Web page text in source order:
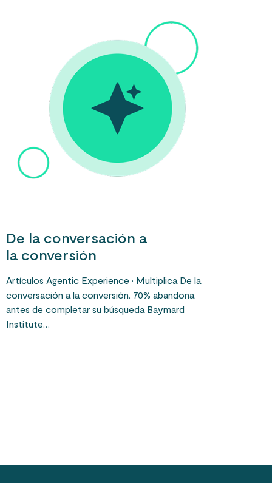
De la conversación a
la conversión
Artículos Agentic Experience · Multiplica De la
conversación a la conversión. 70% abandona
antes de completar su búsqueda Baymard
Institute…